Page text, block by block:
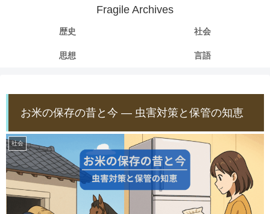
Fragile Archives
歴史 社会
思想 言語
お米の保存の昔と今 ― 虫害対策と保管の知恵
社会